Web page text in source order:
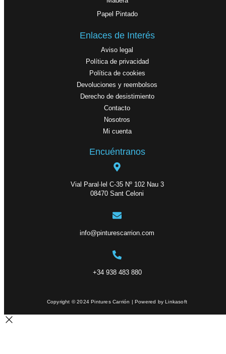
Papel Pintado
Enlaces de Interés
Aviso legal
Política de privacidad
Política de cookies
Devoluciones y reembolsos
Derecho de desistimiento
Contacto
Nosotros
Mi cuenta
Encuéntranos
Vial Paral·lel C-35 Nº 102 Nau 3
08470 Sant Celoni
info@pinturescarrion.com
+34 938 483 880
Copyright © 2024 Pintures Carrión | Powered by Linkasoft